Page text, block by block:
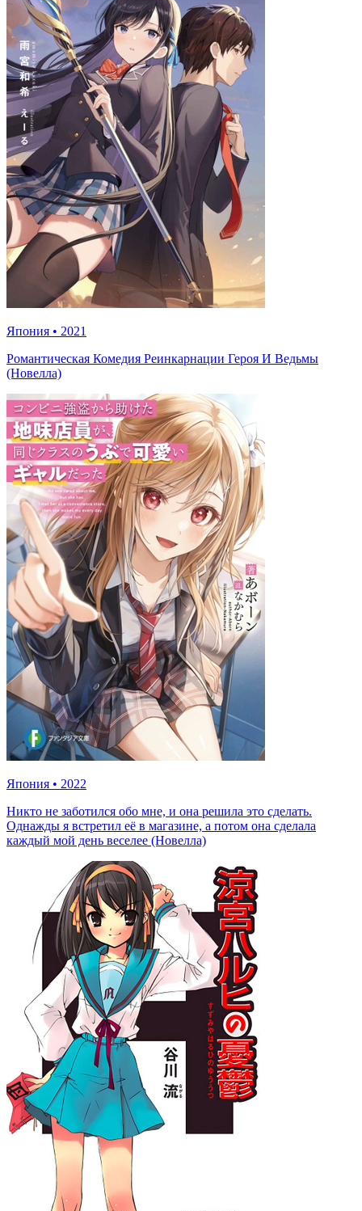
Япония • 2021
Романтическая Комедия Реинкарнации Героя И Ведьмы
(Новелла)
Япония • 2022
Никто не заботился обо мне, и она решила это сделать.
Однажды я встретил её в магазине, а потом она сделала
каждый мой день веселее (Новелла)